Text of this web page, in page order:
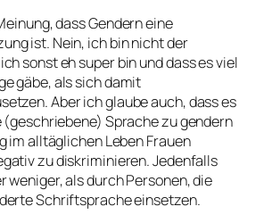
dass Gendern eine
ist. Nein, ich bin nicht der
sonst eh super bin und dass es viel
gäbe, als sich damit
Aber ich glaube auch, dass es
Sprache zu gendern
im alltäglichen Leben Frauen
zu diskriminieren. Jedenfalls
weniger, als durch Personen, die
Schriftsprache einsetzen.